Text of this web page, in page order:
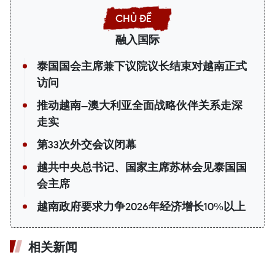
融入国际
泰国国会主席兼下议院议长结束对越南正式
访问
推动越南—澳大利亚全面战略伙伴关系走深
走实
第33次外交会议闭幕
越共中央总书记、国家主席苏林会见泰国国
会主席
越南政府要求力争2026年经济增长10%以上
相关新闻